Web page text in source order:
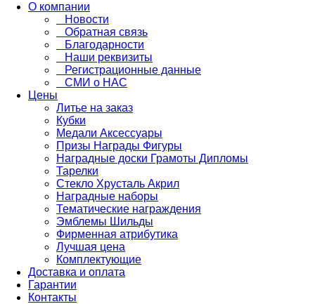
О компании
Новости
Обратная связь
Благодарности
Наши реквизиты
Регистрационные данные
СМИ о НАС
Цены
Литье на заказ
Кубки
Медали Аксессуары
Призы Награды Фигуры
Наградные доски Грамоты Дипломы
Тарелки
Стекло Хрусталь Акрил
Наградные наборы
Тематические награждения
Эмблемы Шильды
Фирменная атрибутика
Лучшая цена
Комплектующие
Доставка и оплата
Гарантии
Контакты